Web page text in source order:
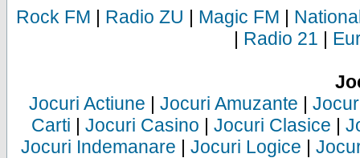
Rock FM | Radio ZU | Magic FM |
| Radio 21 |
Jocuri Actiune | Jocuri Amuzante |
Carti | Jocuri Casino | Jocuri Clasice |
Jocuri Indemanare | Jocuri Logice |